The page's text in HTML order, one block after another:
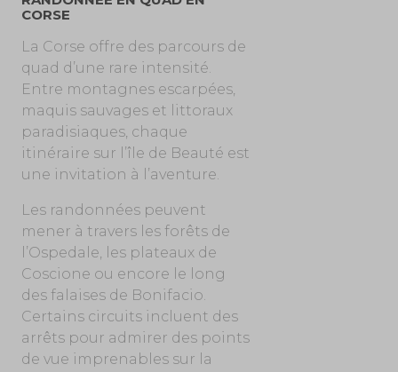
CORSE
La Corse offre des parcours de
quad d’une rare intensité.
Entre montagnes escarpées,
maquis sauvages et littoraux
paradisiaques, chaque
itinéraire sur l’île de Beauté est
une invitation à l’aventure.
Les randonnées peuvent
mener à travers les forêts de
l’Ospedale, les plateaux de
Coscione ou encore le long
des falaises de Bonifacio.
Certains circuits incluent des
arrêts pour admirer des points
de vue imprenables sur la